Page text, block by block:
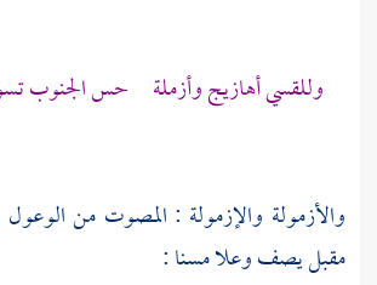
وللقسي أهازيج وأزملة حس الجنوب تسوق
والأزمولة والإزمولة : المصوت من
مقبليصف وعلا مسنا :